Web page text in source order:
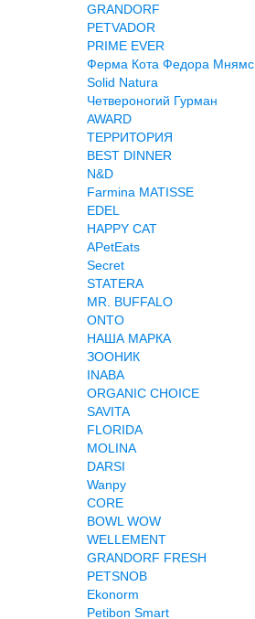
GRANDORF
PETVADOR
PRIME EVER
Ферма Кота Федора Мнямс
Solid Natura
Четвероногий Гурман
AWARD
ТЕРРИТОРИЯ
BEST DINNER
N&D
Farmina MATISSE
EDEL
HAPPY CAT
APetEats
Secret
STATERA
MR. BUFFALO
ONTO
НАША МАРКА
ЗООНИК
INABA
ORGANIC CHOICE
SAVITA
FLORIDA
MOLINA
DARSI
Wanpy
CORE
BOWL WOW
WELLEMENT
GRANDORF FRESH
PETSNOB
Ekonorm
Petibon Smart